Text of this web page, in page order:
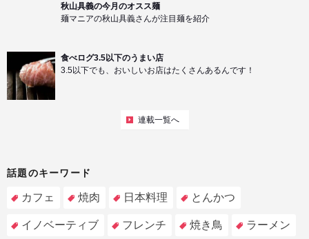
秋山具義の今月のオスス麺
麺マニアの秋山具義さんが注目麺を紹介
食べログ3.5以下のうまい店
3.5以下でも、おいしいお店はたくさんあるんです！
連載一覧へ
話題のキーワード
カフェ 焼肉 日本料理 とんかつ
イノベーティブ フレンチ 焼き鳥 ラーメン